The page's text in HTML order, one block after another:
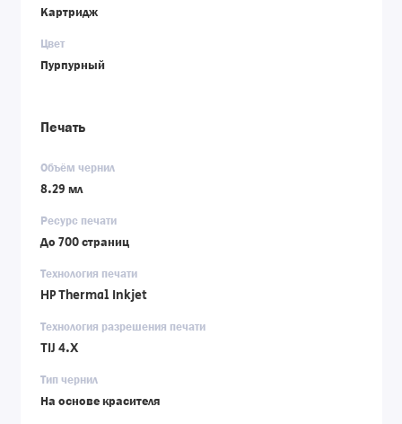
Картридж
Цвет
Пурпурный
Печать
Объём чернил
8.29 мл
Ресурс печати
До 700 страниц
Технология печати
HP Thermal Inkjet
Технология разрешения печати
TIJ 4.X
Тип чернил
На основе красителя